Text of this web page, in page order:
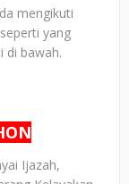
mengikuti
yang
di bawah.
Ijazah,